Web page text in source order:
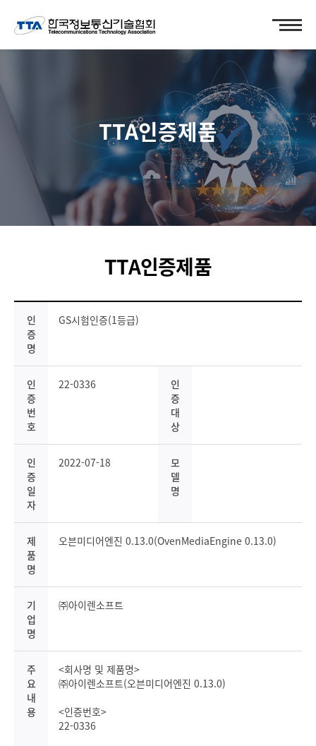
TTA인증제품
TTA인증제품
인
증
명
GS시험인증(1등급)
인
증
번
호
22-0336
인
증
대
상
인
증
일
자
2022-07-18
모
델
명
제
품
명
오븐미디어엔진 0.13.0(OvenMediaEngine 0.13.0)
기
업
명
㈜아이렌소프트
주
요
내
용
<회사명 및 제품명>
㈜아이렌소프트(오븐미디어엔진 0.13.0)
<인증번호>
22-0336